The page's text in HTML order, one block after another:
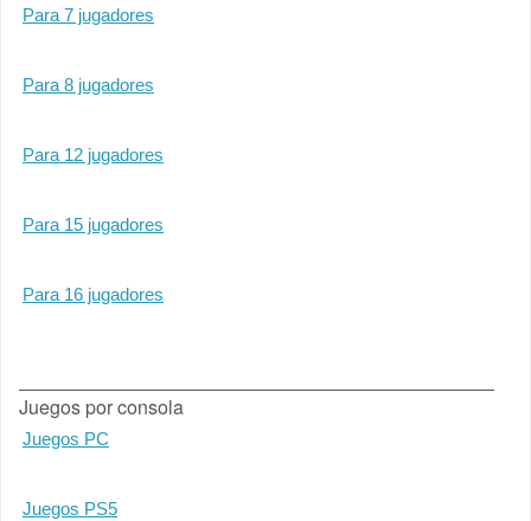
Para 7 jugadores
Para 8 jugadores
Para 12 jugadores
Para 15 jugadores
Para 16 jugadores
Juegos por consola
Juegos PC
Juegos PS5